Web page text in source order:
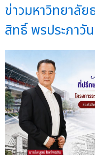
ข่าวมหาวิทยาลัย
สิทธิ์ พรประภาวั